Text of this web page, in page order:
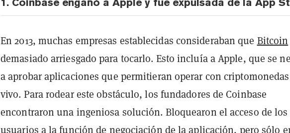
1. Coinbase engañó a Apple y fue expulsada de la App
En 2013, muchas empresas establecidas consideraban que Bitcoin
demasiado arriesgado para tocarlo. Esto incluía a Apple, que se
a aprobar aplicaciones que permitieran operar con
vivo. Para rodear este obstáculo, los fundadores de Coinbase
encontraron una ingeniosa solución. Bloquearon el acceso de los
usuarios a la función de negociación de la aplicación, pero sólo